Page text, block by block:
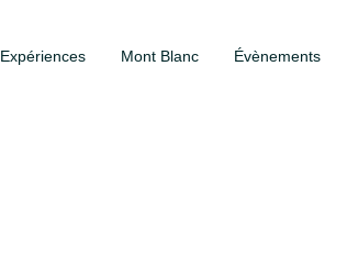
Expériences Mont Blanc Évènements